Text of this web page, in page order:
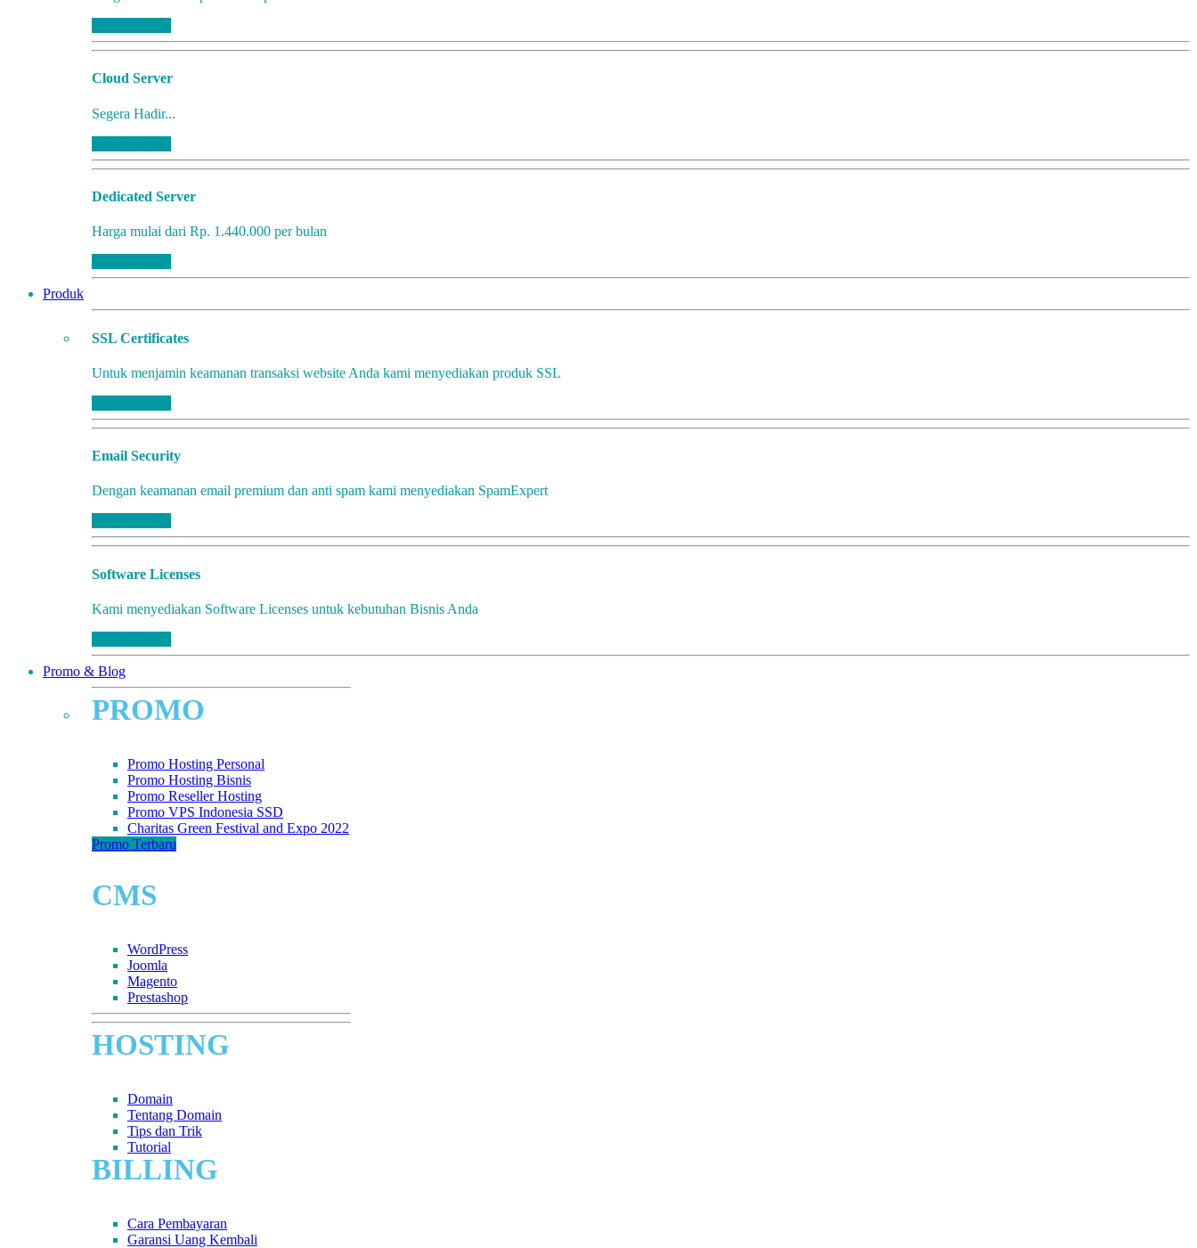
Cloud Server
Segera Hadir...
Dedicated Server
Harga mulai dari Rp. 1.440.000 per bulan
Produk
SSL Certificates
Untuk menjamin keamanan transaksi website Anda kami menyediakan produk SSL
Email Security
Dengan keamanan email premium dan anti spam kami menyediakan SpamExpert
Software Licenses
Kami menyediakan Software Licenses untuk kebutuhan Bisnis Anda
Promo & Blog
PROMO
Promo Hosting Personal
Promo Hosting Bisnis
Promo Reseller Hosting
Promo VPS Indonesia SSD
Charitas Green Festival and Expo 2022
Promo Terbaru
CMS
WordPress
Joomla
Magento
Prestashop
HOSTING
Domain
Tentang Domain
Tips dan Trik
Tutorial
BILLING
Cara Pembayaran
Garansi Uang Kembali